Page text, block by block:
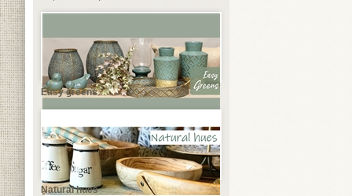
Easy greens
Natural hues